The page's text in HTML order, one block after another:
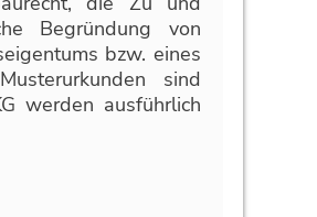
Begründung von
bzw. eines
sind
werden ausführlich